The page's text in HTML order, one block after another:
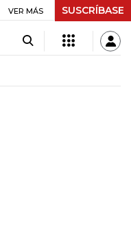
UVR $ 416,91 +$ 0,05 +0,01%
VER MÁS SUSCRÍBASE